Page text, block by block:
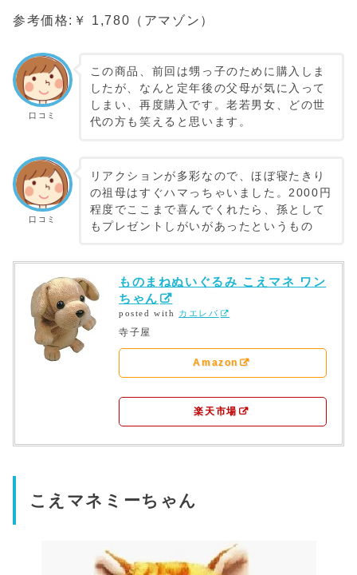
参考価格:￥ 1,780（アマゾン）
口コミ
この商品、前回は甥っ子のために購入しま
したが、なんと定年後の父母が気に入って
しまい、再度購入です。老若男女、どの世
代の方も笑えると思います。
口コミ
リアクションが多彩なので、ほぼ寝たきり
の祖母はすぐハマっちゃいました。2000円
程度でここまで喜んでくれたら、孫として
もプレゼントしがいがあったというもの
ものまねぬいぐるみ こえマネ ワン
ちゃん
posted with カエレバ
寺子屋
Amazon
楽天市場
こえマネミーちゃん